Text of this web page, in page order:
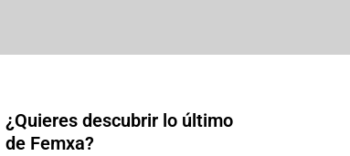
¿Quieres descubrir lo último
de Femxa?